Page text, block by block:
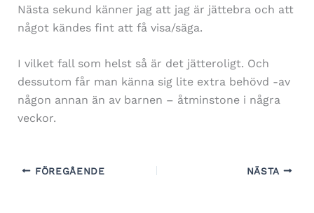
Nästa sekund känner jag att jag är jättebra och att
något kändes fint att få visa/säga.
I vilket fall som helst så är det jätteroligt. Och
dessutom får man känna sig lite extra behövd -av
någon annan än av barnen – åtminstone i några
veckor.
FÖREGÅENDE NÄSTA